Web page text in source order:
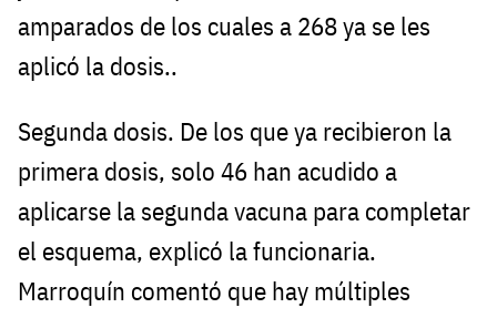
amparados de los cuales a 268 ya se les
aplicó la dosis..
Segunda dosis. De los que ya recibieron la
primera dosis, solo 46 han acudido a
aplicarse la segunda vacuna para completar
el esquema, explicó la funcionaria.
Marroquín comentó que hay múltiples